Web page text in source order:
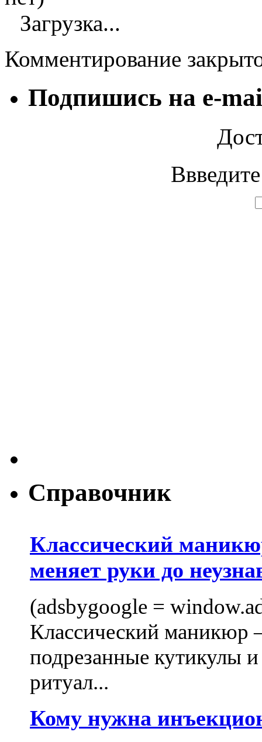
Загрузка...
Комментирование
Подпишись на e-
Справочник
Классический
меняет руки до
(adsbygoogle =
Классический маникюр
подрезанные кутикулы
ритуал...
Кому нужна